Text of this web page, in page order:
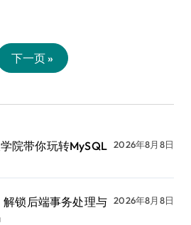
下一页 »
院带你玩转MySQL 2026年8月8日
锁后端事务处理与 2026年8月8日